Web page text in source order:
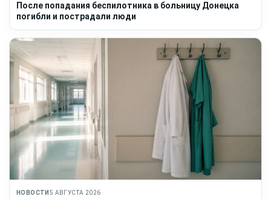
После попадания беспилотника в больницу Донецка
погибли и пострадали люди
НОВОСТИ 5 АВГУСТА 2026